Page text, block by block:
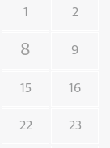
1 2
8 9
15 16
22 23